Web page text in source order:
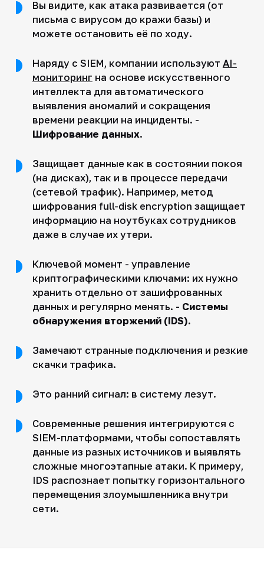
Вы видите, как атака развивается (от
письма с вирусом до кражи базы) и
можете остановить её по ходу.
Наряду с SIEM, компании используют AI-
мониторинг на основе искусственного
интеллекта для автоматического
выявления аномалий и сокращения
времени реакции на инциденты. -
Шифрование данных.
Защищает данные как в состоянии покоя
(на дисках), так и в процессе передачи
(сетевой трафик). Например, метод
шифрования full-disk encryption защищает
информацию на ноутбуках сотрудников
даже в случае их утери.
Ключевой момент - управление
криптографическими ключами: их нужно
хранить отдельно от зашифрованных
данных и регулярно менять. - Системы
обнаружения вторжений (IDS).
Замечают странные подключения и резкие
скачки трафика.
Это ранний сигнал: в систему лезут.
Современные решения интегрируются с
SIEM-платформами, чтобы сопоставлять
данные из разных источников и выявлять
сложные многоэтапные атаки. К примеру,
IDS распознает попытку горизонтального
перемещения злоумышленника внутри
сети.